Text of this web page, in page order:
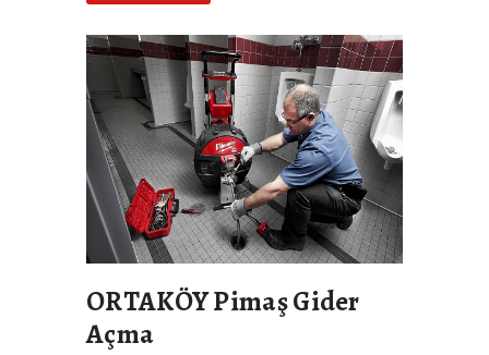
ORTAKÖY Pimaş Gider
Açma